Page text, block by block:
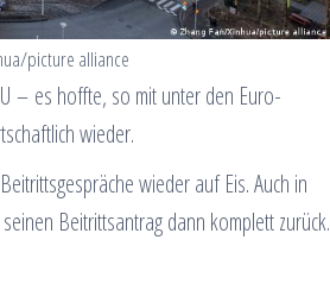
picture alliance
– es hoffte, so mit unter den Euro-
wieder.
wieder auf Eis. Auch in
Beitrittsantrag dann komplett zurück.